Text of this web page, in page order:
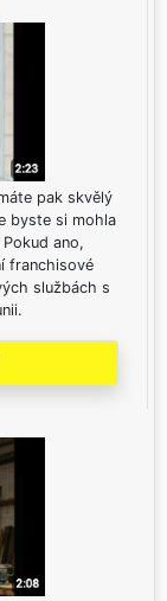
pak skvělý
byste si mohla
ano,
franchisové
službách s